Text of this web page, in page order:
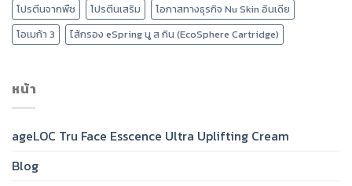
โปรตีนจากพืช
โปรตีนเสริม
โอกาสทางธุรกิจ Nu Skin อินเดีย
โอเมก้า 3
ไส้กรอง eSpring นู ส กิน (EcoSphere Cartridge)
หน้า
ageLOC Tru Face Esscence Ultra Uplifting Cream
Blog